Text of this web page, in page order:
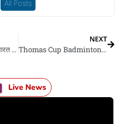
All Posts
गोरखपुर के बेटी के दम पर भारत जीतल स्‍वर्ण पदक
NEXT
Thomas Cup Badminton: भारत रचलस इतिहास, पहिला बेर जीतलस थॉमस कप, 14 बार के चैंपियन इंडोनेशिया के हरवलस
Live News